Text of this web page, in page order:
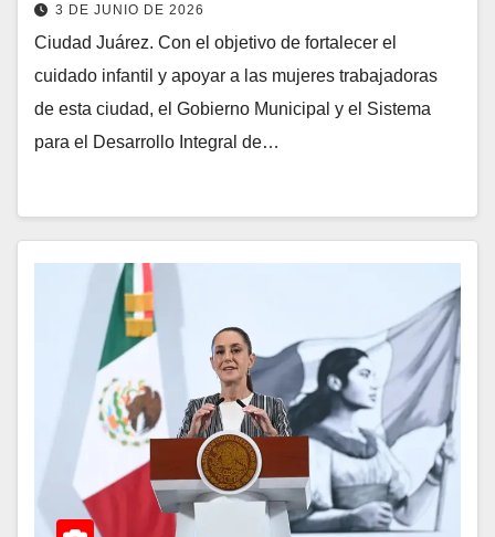
3 DE JUNIO DE 2026
Ciudad Juárez. Con el objetivo de fortalecer el
cuidado infantil y apoyar a las mujeres trabajadoras
de esta ciudad, el Gobierno Municipal y el Sistema
para el Desarrollo Integral de…